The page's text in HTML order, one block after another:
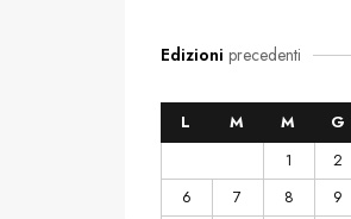
Edizioni precedenti
L M M G
1
2
6
7 8 9